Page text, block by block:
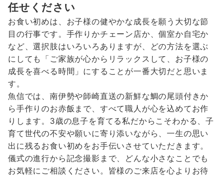
任せください
お食い初めは、お子様の健やかな成長を願う大切な節
目の行事です。手作りかチェーン店か、個室か自宅か
など、選択肢はいろいろありますが、どの方法を選ぶ
にしても「ご家族が心からリラックスして、お子様の
成長を喜べる時間」にすることが一番大切だと思いま
す。
魚信では、南伊勢や師崎直送の新鮮な鯛の尾頭付きか
ら手作りのお赤飯まで、すべて職人が心を込めてお作
りします。3歳の息子を育てる私だからこそわかる、子
育て世代の不安や願いに寄り添いながら、一生の思い
出に残るお食い初めをお手伝いさせていただきます。
儀式の進行から記念撮影まで、どんな小さなことでも
お気軽にご相談ください。皆様のご来店を心よりお待